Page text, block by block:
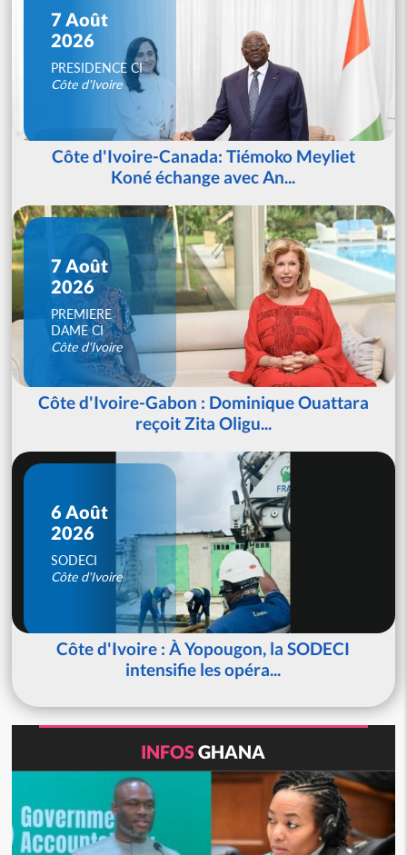
7 Août
2026
PRESIDENCE CI
Côte d'Ivoire
Côte d'Ivoire-Canada: Tiémoko Meyliet
Koné échange avec An...
7 Août
2026
PREMIERE
DAME CI
Côte d'Ivoire
Côte d'Ivoire-Gabon : Dominique Ouattara
reçoit Zita Oligu...
6 Août
2026
SODECI
Côte d'Ivoire
Côte d'Ivoire : À Yopougon, la SODECI
intensifie les opéra...
INFOSGHANA